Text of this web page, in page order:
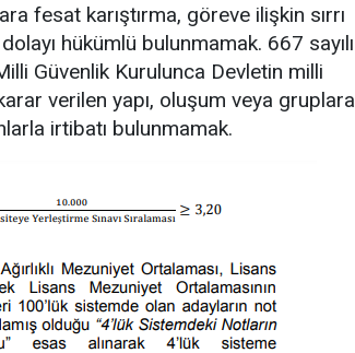
fesat karıştırma, göreve ilişkin sırrı
hükümlü bulunmamak. 667 sayılı
Güvenlik Kurulunca Devletin milli
verilen yapı, oluşum veya gruplara
irtibatı bulunmamak.